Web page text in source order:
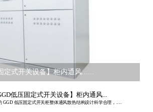
定式开关设备】柜内通风......
低压固定式开关设备】柜内通风...